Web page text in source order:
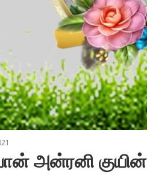
அன்ரனி குயின்